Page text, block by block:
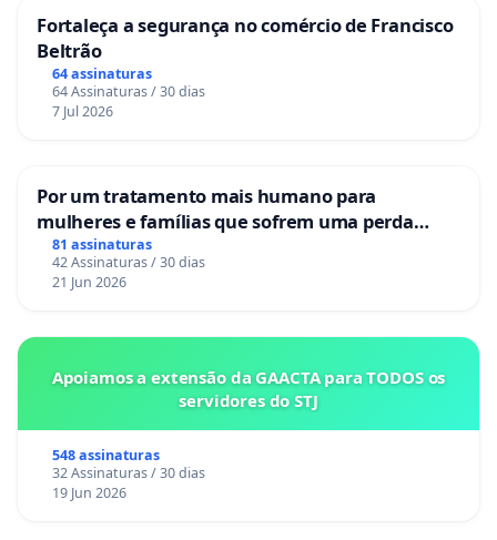
Fortaleça a segurança no comércio de Francisco
Beltrão
64 assinaturas
64 Assinaturas / 30 dias
7 Jul 2026
Por um tratamento mais humano para
mulheres e famílias que sofrem uma perda
gestacional nos hospitais portugueses
81 assinaturas
42 Assinaturas / 30 dias
21 Jun 2026
Apoiamos a extensão da GAACTA para TODOS os
servidores do STJ
548 assinaturas
32 Assinaturas / 30 dias
19 Jun 2026